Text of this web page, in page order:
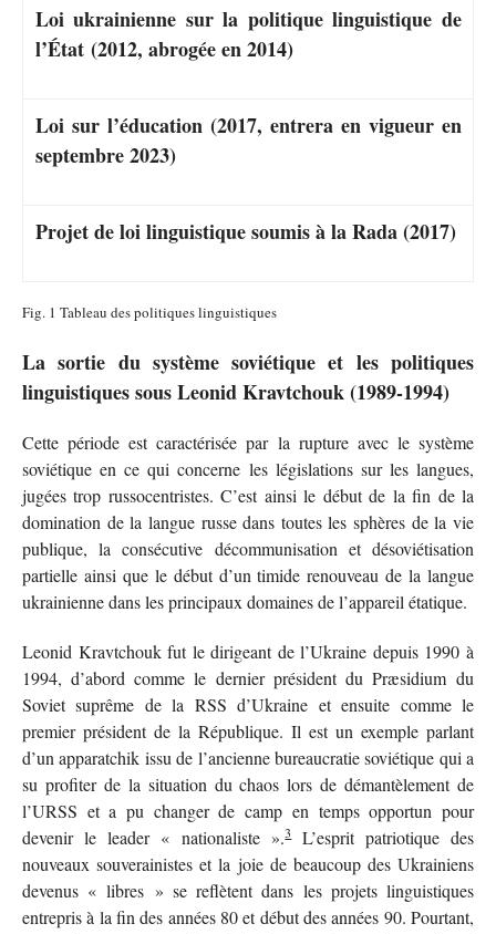
Loi ukrainienne sur la politique linguistique de
l’État (2012, abrogée en 2014)
Loi sur l’éducation (2017, entrera en vigueur en
septembre 2023)
Projet de loi linguistique soumis à la Rada (2017)
Fig. 1 Tableau des politiques linguistiques
La sortie du système soviétique et les politiques
linguistiques sous Leonid Kravtchouk (1989-1994)
Cette période est caractérisée par la rupture avec le système
soviétique en ce qui concerne les législations sur les langues,
jugées trop russocentristes. C’est ainsi le début de la fin de la
domination de la langue russe dans toutes les sphères de la vie
publique, la consécutive décommunisation et désoviétisation
partielle ainsi que le début d’un timide renouveau de la langue
ukrainienne dans les principaux domaines de l’appareil étatique.
Leonid Kravtchouk fut le dirigeant de l’Ukraine depuis 1990 à
1994, d’abord comme le dernier président du Præsidium du
Soviet suprême de la RSS d’Ukraine et ensuite comme le
premier président de la République. Il est un exemple parlant
d’un apparatchik issu de l’ancienne bureaucratie soviétique qui a
su profiter de la situation du chaos lors de démantèlement de
l’URSS et a pu changer de camp en temps opportun pour
devenir le leader « nationaliste ».3L’esprit patriotique des
nouveaux souverainistes et la joie de beaucoup des Ukrainiens
devenus « libres » se reflètent dans les projets linguistiques
entrepris à la fin des années 80 et début des années 90. Pourtant,